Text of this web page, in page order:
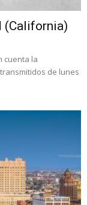
(California)
cuenta la
de lunes